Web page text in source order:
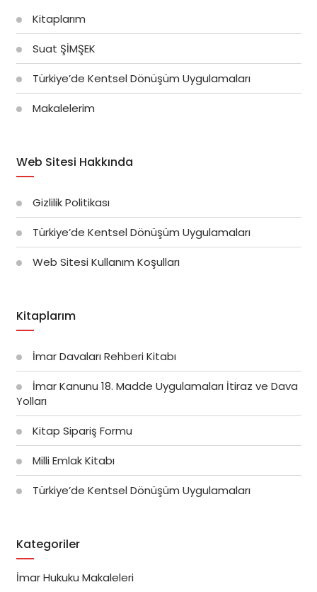
Kitaplarım
Suat ŞİMŞEK
Türkiye’de Kentsel Dönüşüm Uygulamaları
Makalelerim
Web Sitesi Hakkında
Gizlilik Politikası
Türkiye’de Kentsel Dönüşüm Uygulamaları
Web Sitesi Kullanım Koşulları
Kitaplarım
İmar Davaları Rehberi Kitabı
İmar Kanunu 18. Madde Uygulamaları İtiraz ve Dava
Yolları
Kitap Sipariş Formu
Milli Emlak Kitabı
Türkiye’de Kentsel Dönüşüm Uygulamaları
Kategoriler
İmar Hukuku Makaleleri